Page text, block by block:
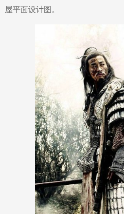
屋平面设计图。